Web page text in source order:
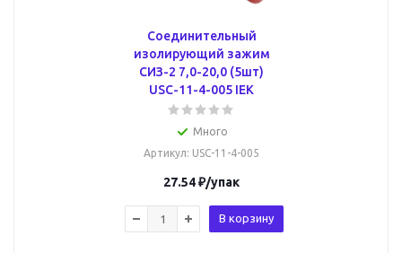
Соединительный
изолирующий зажим
СИЗ-2 7,0-20,0 (5шт)
USC-11-4-005 IEK
Много
Артикул: USC-11-4-005
27.54₽/упак
В корзину